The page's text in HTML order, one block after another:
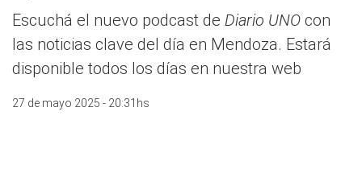
Escuchá el nuevo podcast de Diario UNO con
las noticias clave del día en Mendoza. Estará
disponible todos los días en nuestra web
27 de mayo 2025 - 20:31hs